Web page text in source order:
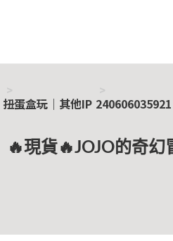
扭蛋盒玩｜其他IP 240606035921
🔥現貨🔥JOJO的奇